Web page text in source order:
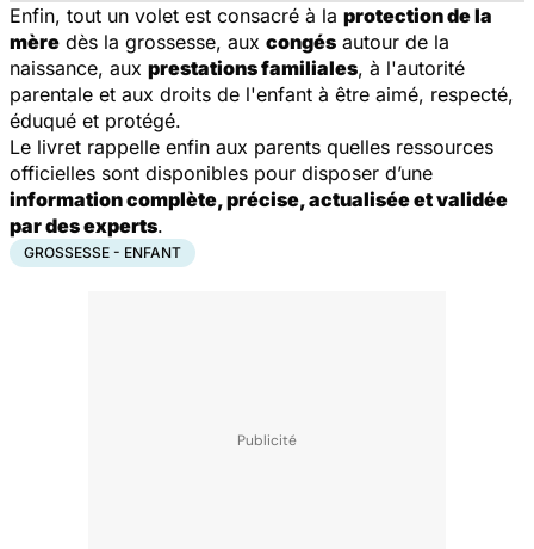
Enfin, tout un volet est consacré à la protection de la
mère dès la grossesse, aux congés autour de la
naissance, aux prestations familiales, à l'autorité
parentale et aux droits de l'enfant à être aimé, respecté,
éduqué et protégé.
Le livret rappelle enfin aux parents quelles ressources
officielles sont disponibles pour disposer d’une
information complète, précise, actualisée et validée
par des experts.
GROSSESSE - ENFANT